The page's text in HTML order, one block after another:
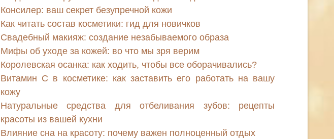
Консилер: ваш секрет безупречной кожи
Как читать состав косметики: гид для новичков
Свадебный макияж: создание незабываемого образа
Мифы об уходе за кожей: во что мы зря верим
Королевская осанка: как ходить, чтобы все оборачивались?
Витамин С в косметике: как заставить его работать на вашу
кожу
Натуральные средства для отбеливания зубов: рецепты
красоты из вашей кухни
Влияние сна на красоту: почему важен полноценный отдых